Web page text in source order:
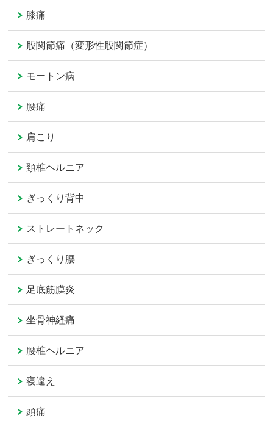
膝痛
股関節痛（変形性股関節症）
モートン病
腰痛
肩こり
頚椎ヘルニア
ぎっくり背中
ストレートネック
ぎっくり腰
足底筋膜炎
坐骨神経痛
腰椎ヘルニア
寝違え
頭痛